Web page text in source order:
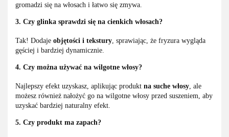
gromadzi się na włosach i łatwo się zmywa.
3. Czy glinka sprawdzi się na cienkich włosach?
Tak! Dodaje objętości i tekstury, sprawiając, że fryzura wygląda
gęściej i bardziej dynamicznie.
4. Czy można używać na wilgotne włosy?
Najlepszy efekt uzyskasz, aplikując produkt na suche włosy, ale
możesz również nałożyć go na wilgotne włosy przed suszeniem, aby
uzyskać bardziej naturalny efekt.
5. Czy produkt ma zapach?